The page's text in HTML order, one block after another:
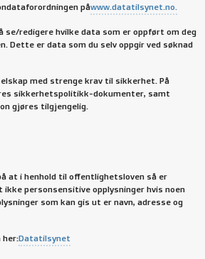
påwww.datatilsynet.no.
se/redigere hvilke data som er oppført om deg
Dette er data som du selv oppgir ved søknad
med strenge krav til sikkerhet. På
sikkerhetspolitikk-dokumenter, samt
gjøres tilgjengelig.
at i henhold til offentlighetsloven så er
personsensitive opplysninger hvis noen
som kan gis ut er navn, adresse og
her:Datatilsynet